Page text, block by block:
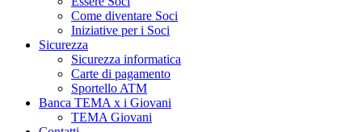
Come diventare Soci
Iniziative per i Soci
Sicurezza
Sicurezza informatica
Carte di pagamento
Sportello ATM
Banca TEMA x i Giovani
TEMA Giovani